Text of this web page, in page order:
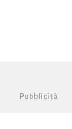
Pubblicità